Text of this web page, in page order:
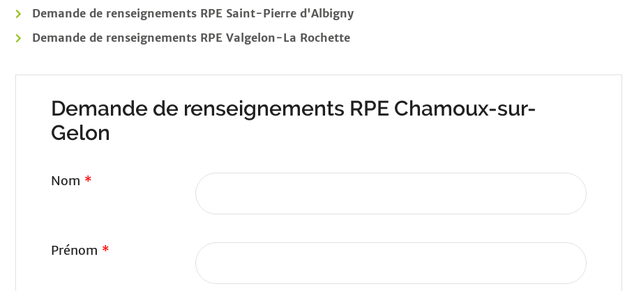
Demande de renseignements RPE Saint-Pierre d'Albigny
Demande de renseignements RPE Valgelon-La Rochette
Demande de renseignements RPE Chamoux-sur-
Gelon
Nom *
Prénom *